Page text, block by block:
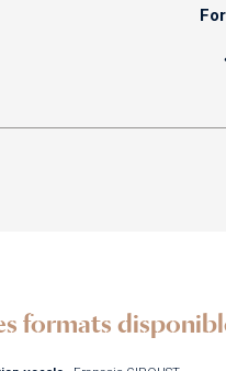
formats